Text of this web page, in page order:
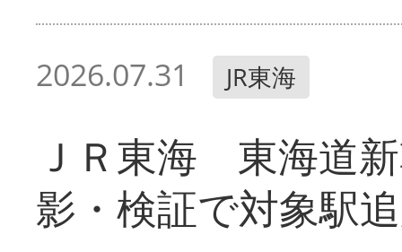
2026.07.31 JR東海
ＪＲ東海 東海道
影・検証で対象駅